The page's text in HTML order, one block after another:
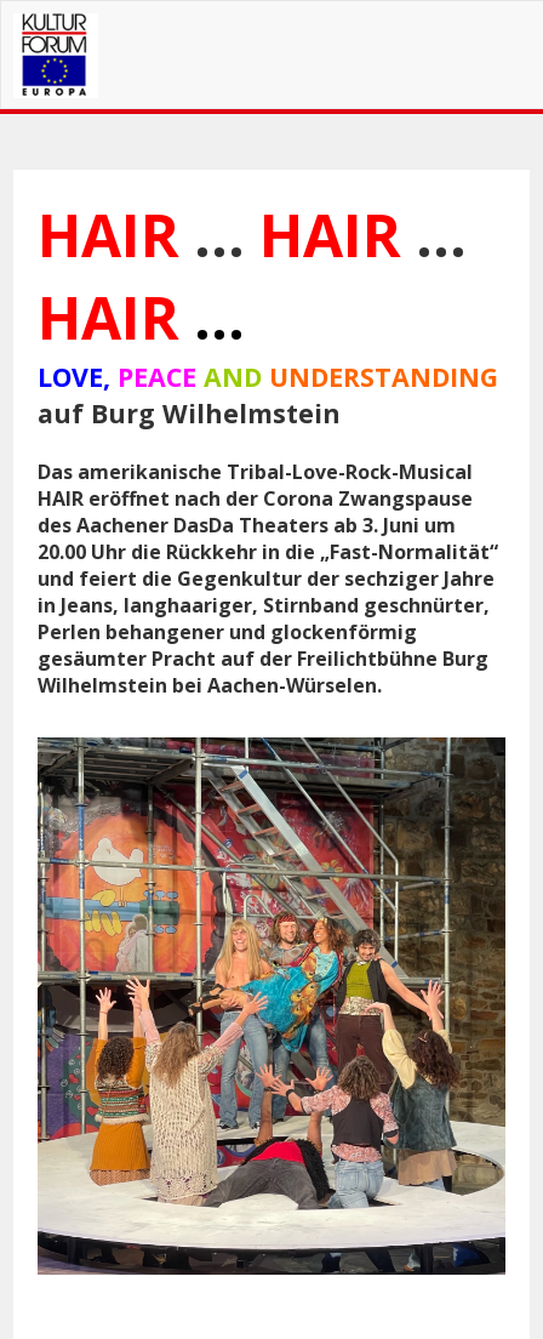
HAIR ... HAIR ...
HAIR ...
LOVE, PEACE AND UNDERSTANDING
auf Burg Wilhelmstein
Das amerikanische Tribal-Love-Rock-Musical
HAIR eröffnet nach der Corona Zwangspause
des Aachener DasDa Theaters ab 3. Juni um
20.00 Uhr die Rückkehr in die „Fast-Normalität“
und feiert die Gegenkultur der sechziger Jahre
in Jeans, langhaariger, Stirnband geschnürter,
Perlen behangener und glockenförmig
gesäumter Pracht auf der Freilichtbühne Burg
Wilhelmstein bei Aachen-Würselen.